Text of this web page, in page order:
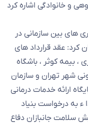
و خانوادگی اشاره کرد
های بین سازمانی در
کرد: عقد قرارداد های
، بیمه کوثر ، باشگاه
شهر تهران و سازمان
ارائه خدمات درمانی
به درخواست بنیاد
سلامت جانبازان دفاع